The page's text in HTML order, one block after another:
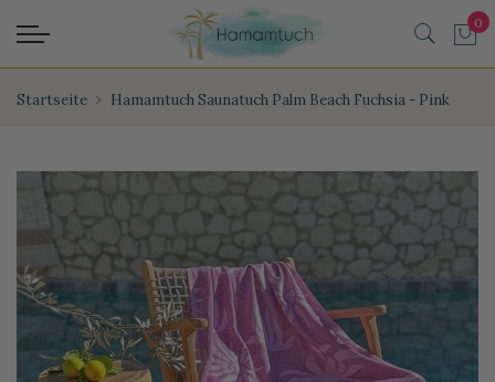
Startseite Hamamtuch Saunatuch Palm Beach Fuchsia - Pink